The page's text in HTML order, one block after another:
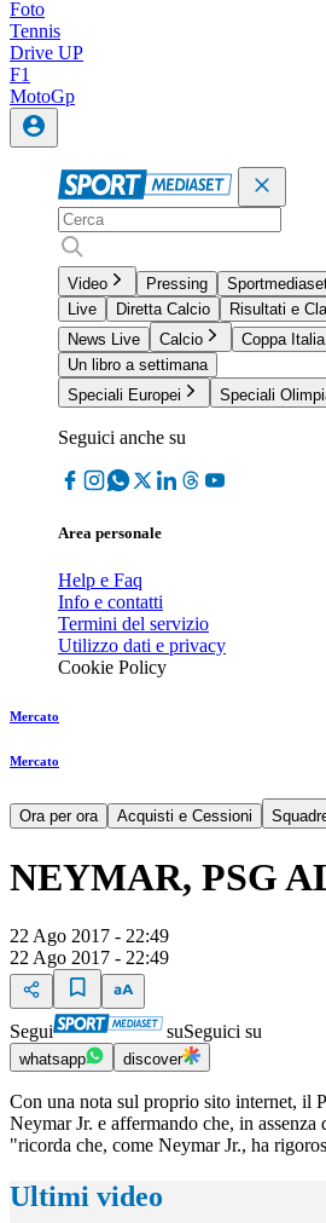
Foto
Tennis
Drive UP
F1
MotoGp
Video Pressing
Live
Diretta Calcio
Risultati e
News Live
Calcio Coppa Italia
Un libro a settimana
Speciali Europei
Speciali
Seguici anche su
Area personale
Help e Faq
Info e contatti
Termini del servizio
Utilizzo dati e privacy
Cookie Policy
Mercato
Mercato
Ora per ora Acquisti e Cessioni
NEYMAR, PSG
22 Ago 2017 - 22:49
22 Ago 2017 - 22:49
Segui suSeguici su
whatsapp discover
Con una nota sul proprio sito internet, il
Neymar Jr. e affermando che, in
"ricorda che, come Neymar Jr., ha
Ultimi video